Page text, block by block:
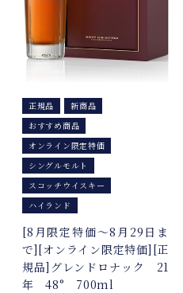
正規品
新商品
おすすめ商品
オンライン限定特価
シングルモルト
スコッチウイスキー
ハイランド
[8月限定特価～8月29日ま
で][オンライン限定特価][正
規品]グレンドロナック 21
年 48° 700ml